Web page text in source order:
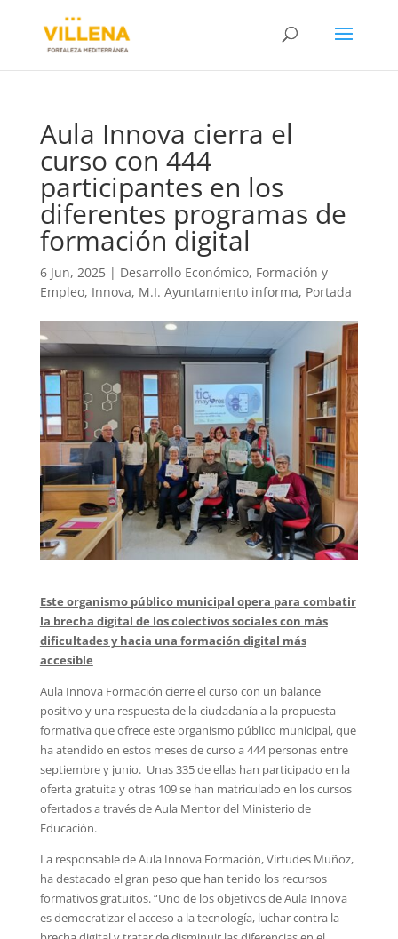
Aula Innova cierra el
curso con 444
participantes en los
diferentes programas de
formación digital
6 Jun, 2025| Desarrollo Económico, Formación y
Empleo, Innova, M.I. Ayuntamiento informa, Portada
Este organismo público municipal opera para combatir
la brecha digital de los colectivos sociales con más
dificultades y hacia una formación digital más
accesible
Aula Innova Formación cierre el curso con un balance
positivo y una respuesta de la ciudadanía a la propuesta
formativa que ofrece este organismo público municipal, que
ha atendido en estos meses de curso a 444 personas entre
septiembre y junio. Unas 335 de ellas han participado en la
oferta gratuita y otras 109 se han matriculado en los cursos
ofertados a través de Aula Mentor del Ministerio de
Educación.
La responsable de Aula Innova Formación, Virtudes Muñoz,
ha destacado el gran peso que han tenido los recursos
formativos gratuitos. “Uno de los objetivos de Aula Innova
es democratizar el acceso a la tecnología, luchar contra la